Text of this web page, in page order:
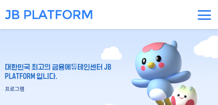
대한민국 최고의 금융에듀테인센터 JB
PLATFORM 입니다.
프로그램